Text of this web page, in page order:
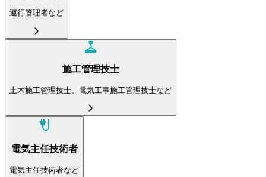
運行管理者など
施工管理技士
土木施工管理技士、電気工事施工管理技士など
電気主任技術者
電気主任技術者など